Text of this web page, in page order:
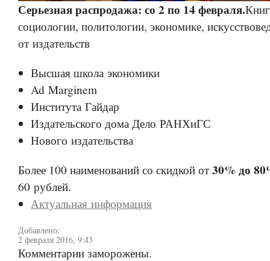
Серьезная распродажа: со 2 по 14 февраля.
социологии, политологии, экономике,
от издательств
Высшая школа экономики
Ad Marginem
Института Гайдар
Издательского дома Дело РАНХиГС
Нового издательства
Более 100 наименований со скидкой от 30% до
60 рублей.
Актуальная информация
Добавлено:
2 февраля 2016, 9:43
Комментарии заморожены.